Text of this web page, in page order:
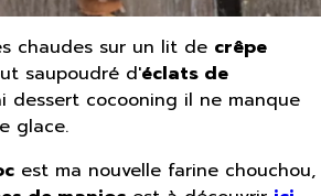
chaudes sur un lit de crêpe
saupoudré d'éclats de
dessert cocooning il ne manque
glace.
est ma nouvelle farine chouchou,